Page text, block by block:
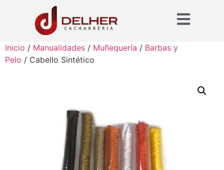
Inicio / Manualidades / Muñequería / Barbas y
Pelo / Cabello Sintético